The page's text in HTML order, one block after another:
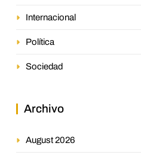
Internacional
Política
Sociedad
Archivo
August 2026